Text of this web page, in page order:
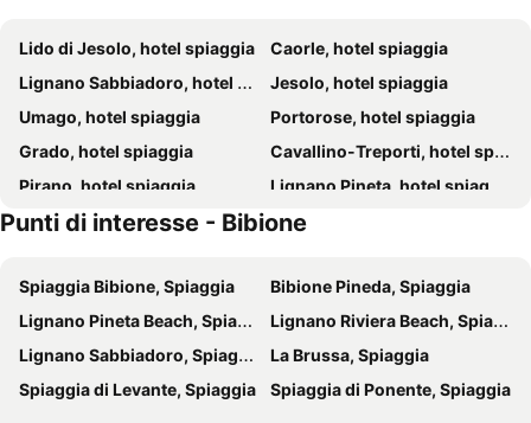
Hotel Austria
Hotel Ambra
Hotel Alisei
Hotel Colorado
Hotel Nevada
Hotel Doriana
Hotel Vienna
Hotel Marzia Holiday Queen
Fantinello Hotel
Savoy Beach Hotel & Thermal Spa
Hotel La Serena
Stellamare
Hotel Lampara
Royal
Hotel Soraya
All'Orologio
Hotel Columbus
American Hotel
Hotel Del Corso
Hotel Bembo
Lido di Jesolo, hotel spiaggia
Caorle, hotel spiaggia
Lignano Sabbiadoro, hotel spiaggia
Jesolo, hotel spiaggia
Umago, hotel spiaggia
Portorose, hotel spiaggia
Grado, hotel spiaggia
Cavallino-Treporti, hotel spiaggia
Pirano, hotel spiaggia
Lignano Pineta, hotel spiaggia
Zambratija, hotel spiaggia
Isola d'Istria, hotel spiaggia
Eraclea, hotel spiaggia
Duino-Aurisina, hotel spiaggia
San Michele al Tagliamento, hotel spiaggia
Aquileia, hotel spiaggia
Monfalcone, hotel spiaggia
Eraclea Mare, hotel spiaggia
Karigador, hotel spiaggia
Pordenone, hotel spiaggia
Punti di interesse - Bibione
Spiaggia Bibione, Spiaggia
Bibione Pineda, Spiaggia
Lignano Pineta Beach, Spiaggia
Lignano Riviera Beach, Spiaggia
Lignano Sabbiadoro, Spiaggia
La Brussa, Spiaggia
Spiaggia di Levante, Spiaggia
Spiaggia di Ponente, Spiaggia